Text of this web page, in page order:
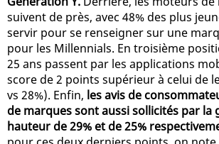
suivent de près, avec 48% des plus
servir pour se renseigner sur une
pour les Millennials. En troisième
25 ans passent par les applications
score de 2 points supérieur à celui de
vs 28%). Enfin, les avis de
de marques sont aussi sollicités par la
hauteur de 29% et de 25%